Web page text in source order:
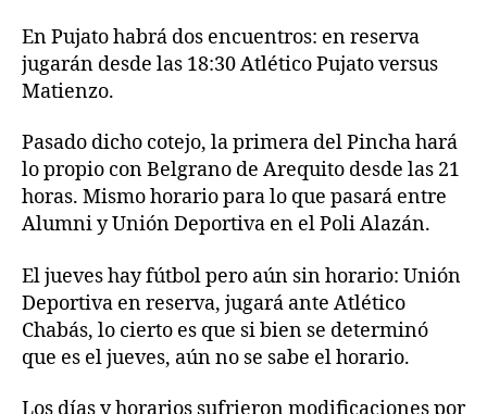
En Pujato habrá dos encuentros: en reserva
jugarán desde las 18:30 Atlético Pujato versus
Matienzo.
Pasado dicho cotejo, la primera del Pincha hará
lo propio con Belgrano de Arequito desde las 21
horas. Mismo horario para lo que pasará entre
Alumni y Unión Deportiva en el Poli Alazán.
El jueves hay fútbol pero aún sin horario: Unión
Deportiva en reserva, jugará ante Atlético
Chabás, lo cierto es que si bien se determinó
que es el jueves, aún no se sabe el horario.